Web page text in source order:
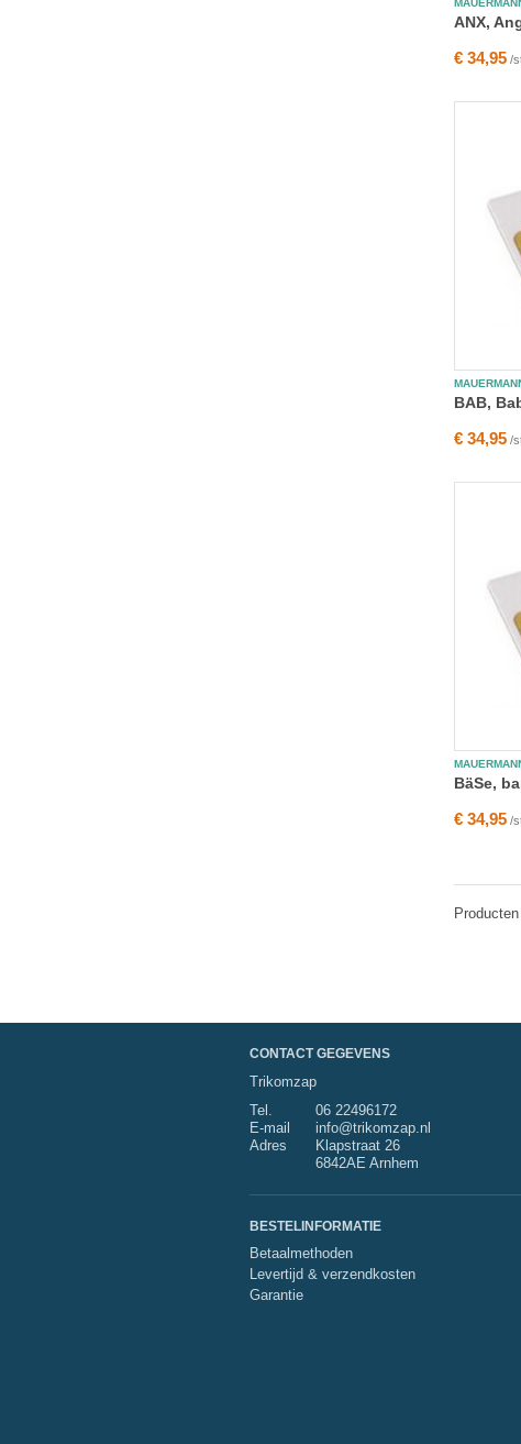
ANX,
€ 34,95 /
BAB,
€ 34,95 /
BäSe,
€ 34,95 /
CONTACT GEGEVENS
Trikomzap
Tel.
06 22496172
E-mail
info@trikomzap.nl
Adres
Klapstraat 26
6842AE Arnhem
BESTELINFORMATIE
Betaalmethoden
Levertijd & verzendkosten
Garantie